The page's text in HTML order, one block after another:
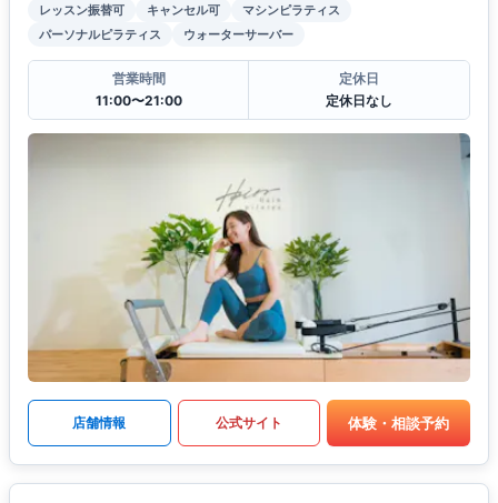
レッスン振替可 キャンセル可
マシンピラティス
パーソナルピラティス
ウォーターサーバー
営業時間
11:00〜21:00
定休日
定休日なし
店舗情報 公式サイト 体験・相談予約